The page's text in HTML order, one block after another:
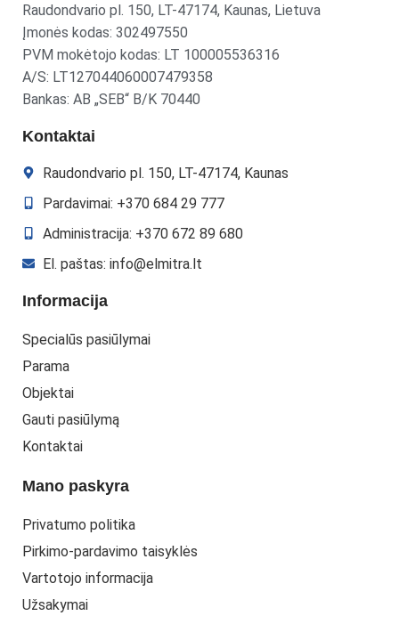
Raudondvario pl. 150, LT-47174, Kaunas, Lietuva
Įmonės kodas: 302497550
PVM mokėtojo kodas: LT 100005536316
A/S: LT127044060007479358
Bankas: AB „SEB“ B/K 70440
Kontaktai
Raudondvario pl. 150, LT-47174, Kaunas
Pardavimai: +370 684 29 777
Administracija: +370 672 89 680
El. paštas: info@elmitra.lt
Informacija
Specialūs pasiūlymai
Parama
Objektai
Gauti pasiūlymą
Kontaktai
Mano paskyra
Privatumo politika
Pirkimo-pardavimo taisyklės
Vartotojo informacija
Užsakymai